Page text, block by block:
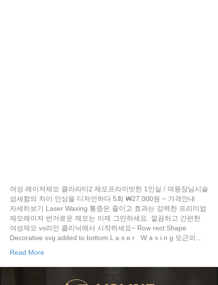
여성 레이저제모 클라라티2 제모프라이빗한 1인실 / 여원장님시술
섬세함의 차이 인상을 디자인하다 5회 ₩27,000원 ~ 가격안내
자세히보기 Laser Waxing 통증은 줄이고 효과는 강력한 프리미엄
제모레이저 번거로운 제모는 이제 그만하세요. 깔끔하고 간편한
여성제모 vs라인 클리닉에서 시작하세요~ Row rect Shape
Decorative svg added to bottom L a s e r W a x i n g 모근의…
Read More